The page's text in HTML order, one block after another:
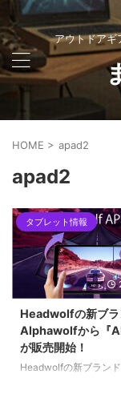
アウトドアギ
HOME > apad2
apad2
タブレット情報
Headwolfの新ブラ
Alphawolfから『
が販売開始！
Headwolfの新ブランド